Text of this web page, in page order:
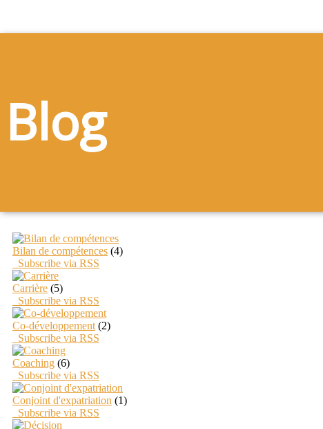
Blog
Bilan de compétences (4)
Subscribe via RSS
Carrière (5)
Subscribe via RSS
Co-développement (2)
Subscribe via RSS
Coaching (6)
Subscribe via RSS
Conjoint d'expatriation (1)
Subscribe via RSS